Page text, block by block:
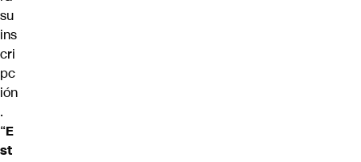
su
ins
cri
pc
ión
.
“E
st